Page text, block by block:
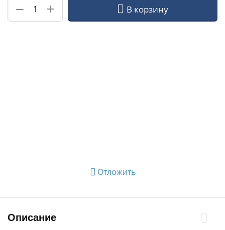
+
− В корзину
Отложить
Описание